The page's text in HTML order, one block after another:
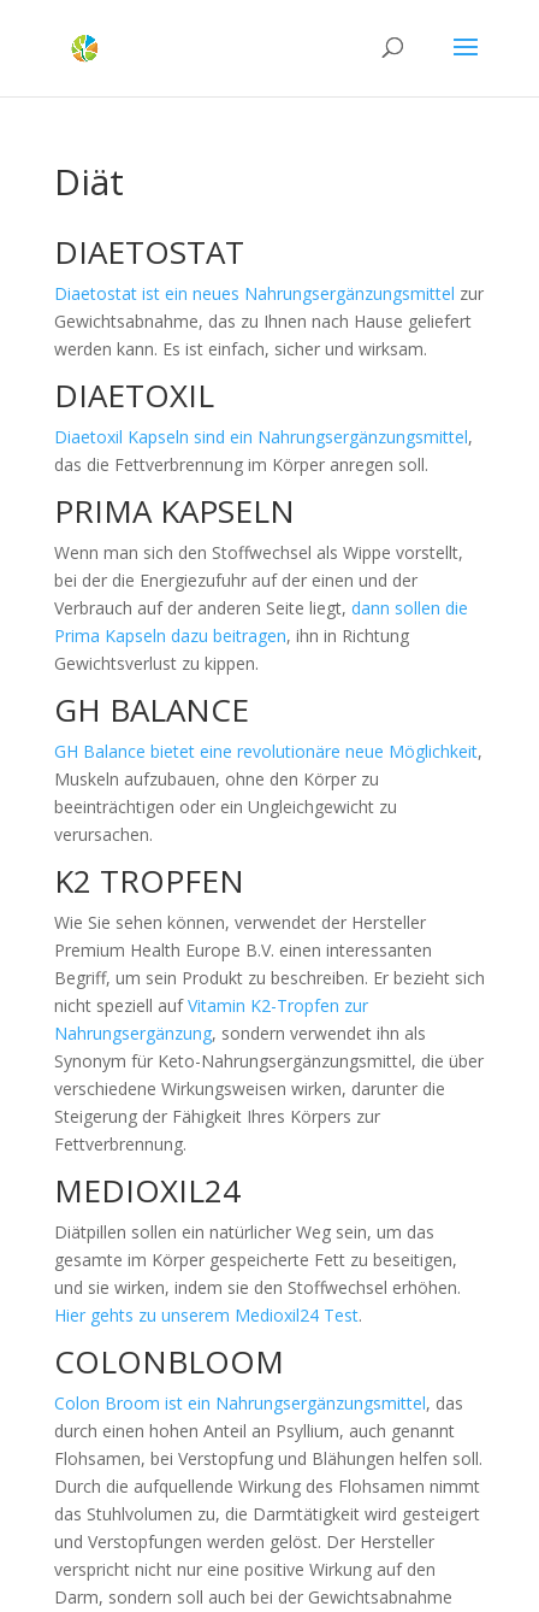
Diät
DIAETOSTAT
Diaetostat ist ein neues Nahrungsergänzungsmittel zur
Gewichtsabnahme, das zu Ihnen nach Hause geliefert
werden kann. Es ist einfach, sicher und wirksam.
DIAETOXIL
Diaetoxil Kapseln sind ein Nahrungsergänzungsmittel,
das die Fettverbrennung im Körper anregen soll.
PRIMA KAPSELN
Wenn man sich den Stoffwechsel als Wippe vorstellt,
bei der die Energiezufuhr auf der einen und der
Verbrauch auf der anderen Seite liegt, dann sollen die
Prima Kapseln dazu beitragen, ihn in Richtung
Gewichtsverlust zu kippen.
GH BALANCE
GH Balance bietet eine revolutionäre neue Möglichkeit,
Muskeln aufzubauen, ohne den Körper zu
beeinträchtigen oder ein Ungleichgewicht zu
verursachen.
K2 TROPFEN
Wie Sie sehen können, verwendet der Hersteller
Premium Health Europe B.V. einen interessanten
Begriff, um sein Produkt zu beschreiben. Er bezieht sich
nicht speziell aufVitamin K2-Tropfen zur
Nahrungsergänzung, sondern verwendet ihn als
Synonym für Keto-Nahrungsergänzungsmittel, die über
verschiedene Wirkungsweisen wirken, darunter die
Steigerung der Fähigkeit Ihres Körpers zur
Fettverbrennung.
MEDIOXIL24
Diätpillen sollen ein natürlicher Weg sein, um das
gesamte im Körper gespeicherte Fett zu beseitigen,
und sie wirken, indem sie den Stoffwechsel erhöhen.
Hier gehts zu unserem Medioxil24 Test.
COLONBLOOM
Colon Broom ist ein Nahrungsergänzungsmittel, das
durch einen hohen Anteil an Psyllium, auch genannt
Flohsamen, bei Verstopfung und Blähungen helfen soll.
Durch die aufquellende Wirkung des Flohsamen nimmt
das Stuhlvolumen zu, die Darmtätigkeit wird gesteigert
und Verstopfungen werden gelöst. Der Hersteller
verspricht nicht nur eine positive Wirkung auf den
Darm, sondern soll auch bei der Gewichtsabnahme